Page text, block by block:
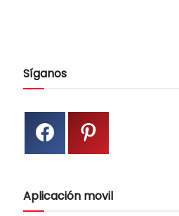
Síganos
Aplicación movil